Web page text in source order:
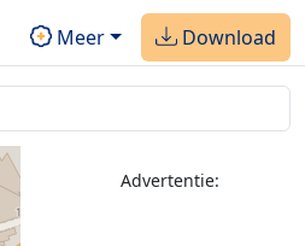
Meer Download
Advertentie: